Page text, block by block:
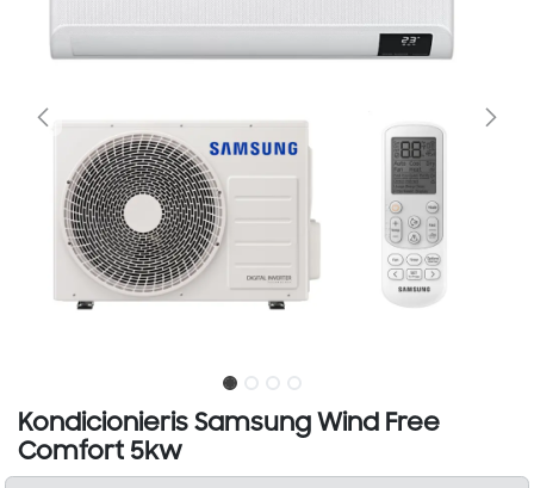
Kondicionieris Samsung Wind Free
Comfort 5kw